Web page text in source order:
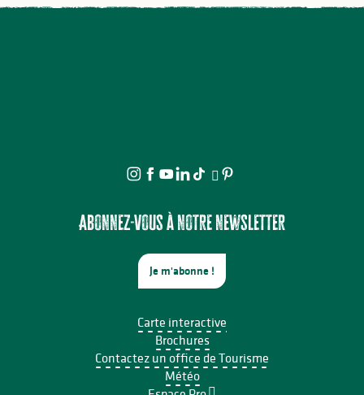
Abonnez-vous à notre newsletter
Je m'abonne !
Carte interactive
Brochures
Contactez un office de Tourisme
Météo